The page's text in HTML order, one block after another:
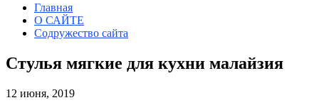
Главная
О САЙТЕ
Содружество сайта
Стулья мягкие для кухни малайзия
12 июня, 2019